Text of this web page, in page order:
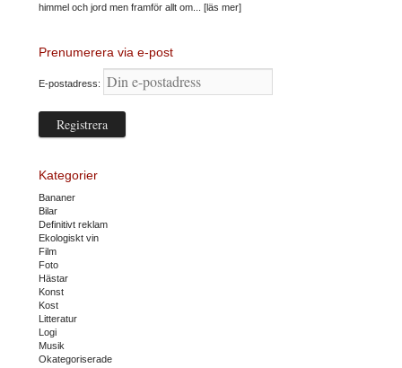
himmel och jord men framför allt om... [läs mer]
Prenumerera via e-post
E-postadress:
Kategorier
Bananer
Bilar
Definitivt reklam
Ekologiskt vin
Film
Foto
Hästar
Konst
Kost
Litteratur
Logi
Musik
Okategoriserade